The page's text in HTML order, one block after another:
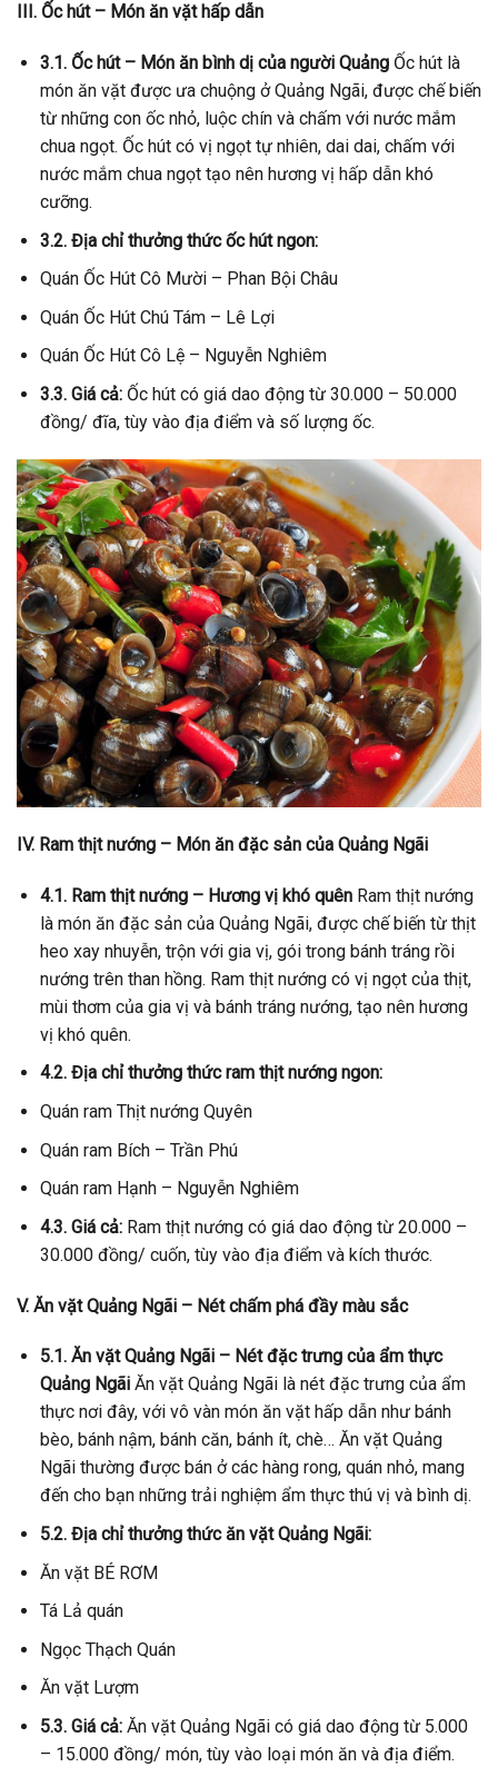
III. Ốc hút – Món ăn vặt hấp dẫn
3.1. Ốc hút – Món ăn bình dị của người QuảngỐc hút là
món ăn vặt được ưa chuộng ở Quảng Ngãi, được chế biến
từ những con ốc nhỏ, luộc chín và chấm với nước mắm
chua ngọt. Ốc hút có vị ngọt tự nhiên, dai dai, chấm với
nước mắm chua ngọt tạo nên hương vị hấp dẫn khó
cưỡng.
3.2. Địa chỉ thưởng thức ốc hút ngon:
Quán Ốc Hút Cô Mười – Phan Bội Châu
Quán Ốc Hút Chú Tám – Lê Lợi
Quán Ốc Hút Cô Lệ – Nguyễn Nghiêm
3.3. Giá cả:Ốc hút có giá dao động từ 30.000 – 50.000
đồng/ đĩa, tùy vào địa điểm và số lượng ốc.
IV. Ram thịt nướng – Món ăn đặc sản của Quảng Ngãi
4.1. Ram thịt nướng – Hương vị khó quênRam thịt nướng
là món ăn đặc sản của Quảng Ngãi, được chế biến từ thịt
heo xay nhuyễn, trộn với gia vị, gói trong bánh tráng rồi
nướng trên than hồng. Ram thịt nướng có vị ngọt của thịt,
mùi thơm của gia vị và bánh tráng nướng, tạo nên hương
vị khó quên.
4.2. Địa chỉ thưởng thức ram thịt nướng ngon:
Quán ram Thịt nướng Quyên
Quán ram Bích – Trần Phú
Quán ram Hạnh – Nguyễn Nghiêm
4.3. Giá cả:Ram thịt nướng có giá dao động từ 20.000 –
30.000 đồng/ cuốn, tùy vào địa điểm và kích thước.
V. Ăn vặt Quảng Ngãi – Nét chấm phá đầy màu sắc
5.1. Ăn vặt Quảng Ngãi – Nét đặc trưng của ẩm thực
Quảng NgãiĂn vặt Quảng Ngãi là nét đặc trưng của ẩm
thực nơi đây, với vô vàn món ăn vặt hấp dẫn như bánh
bèo, bánh nậm, bánh căn, bánh ít, chè… Ăn vặt Quảng
Ngãi thường được bán ở các hàng rong, quán nhỏ, mang
đến cho bạn những trải nghiệm ẩm thực thú vị và bình dị.
5.2. Địa chỉ thưởng thức ăn vặt Quảng Ngãi:
Ăn vặt BÉ RƠM
Tá Lả quán
Ngọc Thạch Quán
Ăn vặt Lượm
5.3. Giá cả:Ăn vặt Quảng Ngãi có giá dao động từ 5.000
– 15.000 đồng/ món, tùy vào loại món ăn và địa điểm.